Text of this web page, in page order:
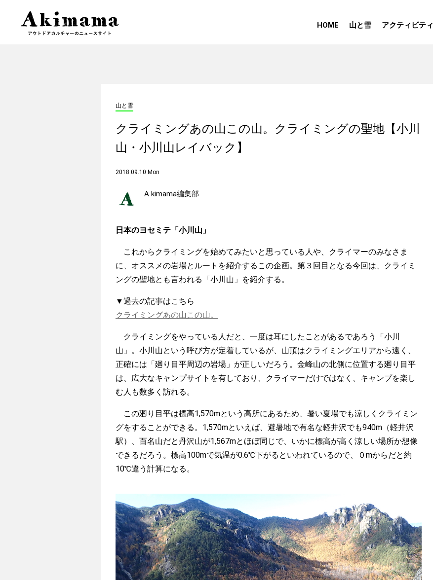
HOME 山と雪 アクティビティ
山と雪
クライミングあの山この山。クライミングの聖地【小川
山・小川山レイバック】
2018.09.10 Mon
A kimama編集部
日本のヨセミテ「小川山」
これからクライミングを始めてみたいと思っている人や、クライマーのみなさま
に、オススメの岩場とルートを紹介するこの企画。第３回目となる今回は、クライミ
ングの聖地とも言われる「小川山」を紹介する。
▼過去の記事はこちら
クライミングあの山この山。
クライミングをやっている人だと、一度は耳にしたことがあるであろう「小川
山」。小川山という呼び方が定着しているが、山頂はクライミングエリアから遠く、
正確には「廻り目平周辺の岩場」が正しいだろう。金峰山の北側に位置する廻り目平
は、広大なキャンプサイトを有しており、クライマーだけではなく、キャンプを楽し
む人も数多く訪れる。
この廻り目平は標高1,570mという高所にあるため、暑い夏場でも涼しくクライミン
グをすることができる。1,570mといえば、避暑地で有名な軽井沢でも940m（軽井沢
駅）、百名山だと丹沢山が1,567mとほぼ同じで、いかに標高が高く涼しい場所か想像
できるだろう。標高100mで気温が0.6℃下がるといわれているので、０mからだと約
10℃違う計算になる。